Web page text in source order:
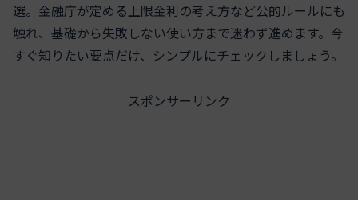
選。金融庁が定める上限金利の考え方など公的ルールにも
触れ、基礎から失敗しない使い方まで迷わず進めます。今
すぐ知りたい要点だけ、シンプルにチェックしましょう。
スポンサーリンク